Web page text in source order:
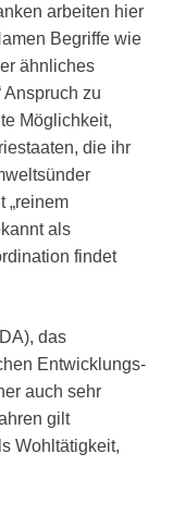
arbeiten hier
Begriffe wie
ähnliches
Anspruch zu
Möglichkeit,
die ihr
„reinem
als
findet
das
Entwicklungs-
auch sehr
gilt
Wohltätigkeit,